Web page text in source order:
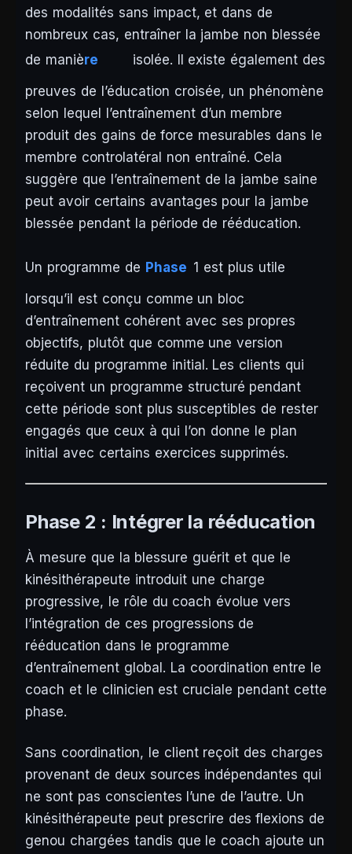
des modalités sans impact, et dans de
nombreux cas, entraîner la jambe non blessée
de manière
isolée. Il existe également des
preuves de l’éducation croisée, un phénomène
selon lequel l’entraînement d’un membre
produit des gains de force mesurables dans le
membre controlatéral non entraîné. Cela
suggère que l’entraînement de la jambe saine
peut avoir certains avantages pour la jambe
blessée pendant la période de rééducation.
Un programme de Phase 1 est plus utile
lorsqu’il est conçu comme un bloc
d’entraînement cohérent avec ses propres
objectifs, plutôt que comme une version
réduite du programme initial. Les clients qui
reçoivent un programme structuré pendant
cette période sont plus susceptibles de rester
engagés que ceux à qui l’on donne le plan
initial avec certains exercices supprimés.
Phase 2 : Intégrer la rééducation
À mesure que la blessure guérit et que le
kinésithérapeute introduit une charge
progressive, le rôle du coach évolue vers
l’intégration de ces progressions de
rééducation dans le programme
d’entraînement global. La coordination entre le
coach et le clinicien est cruciale pendant cette
phase.
Sans coordination, le client reçoit des charges
provenant de deux sources indépendantes qui
ne sont pas conscientes l’une de l’autre. Un
kinésithérapeute peut prescrire des flexions de
genou chargées tandis que le coach ajoute un